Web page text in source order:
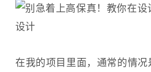
在我的项目里面，通常的情